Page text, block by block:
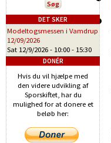
DET SKER
Modeltogsmessen i Vamdrup
12/09/2026
Sat 12/9/2026 - 10:00 - 15:30
DONÉR
Hvis du vil hjælpe med
den videre udvikling af
Sporskiftet, har du
mulighed for at donere et
beløb her: